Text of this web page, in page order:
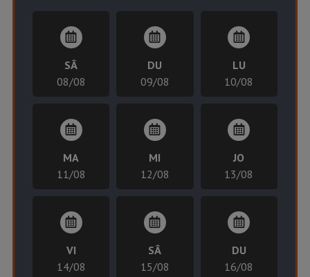
SÂ
08/08
DU
09/08
LU
10/08
MA
11/08
MI
12/08
JO
13/08
VI
14/08
SÂ
15/08
DU
16/08